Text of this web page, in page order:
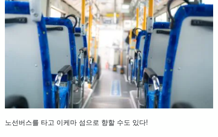
노선버스를 타고 이케마 섬으로 향할 수도 있다!